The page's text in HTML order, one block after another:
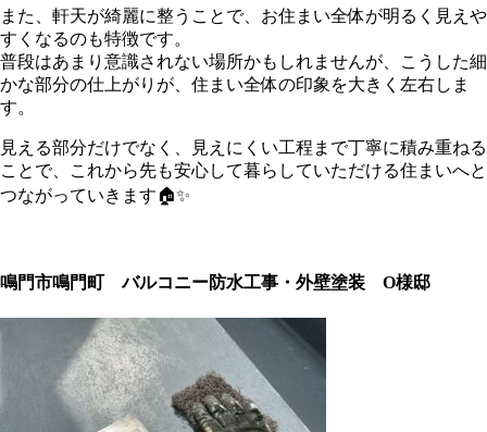
また、軒天が綺麗に整うことで、お住まい全体が明るく見えや
すくなるのも特徴です。
普段はあまり意識されない場所かもしれませんが、こうした細
かな部分の仕上がりが、住まい全体の印象を大きく左右しま
す。
見える部分だけでなく、見えにくい工程まで丁寧に積み重ねる
ことで、これから先も安心して暮らしていただける住まいへと
つながっていきます🏠✨
鳴門市鳴門町 バルコニー防水工事・外壁塗装 O様邸